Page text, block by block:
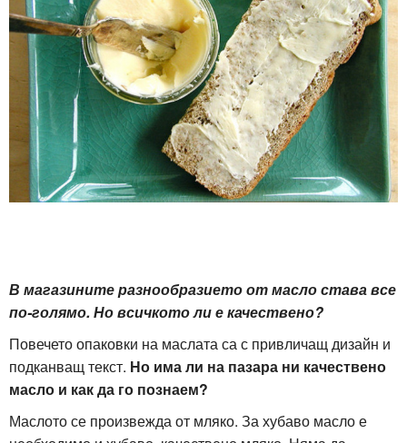
В магазините разнообразието от масло става все
по-голямо. Но всичкото ли е качествено?
Повечето опаковки на маслата са с привличащ дизайн и
подканващ текст. Но има ли на пазара ни качествено
масло и как да го познаем?
Маслото се произвежда от мляко. За хубаво масло е